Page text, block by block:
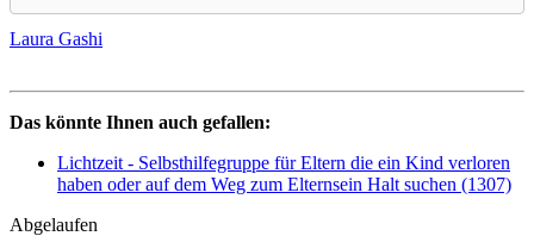
Laura Gashi
Das könnte Ihnen auch gefallen:
Lichtzeit - Selbsthilfegruppe für Eltern die ein Kind verloren
haben oder auf dem Weg zum Elternsein Halt suchen (1307)
Abgelaufen